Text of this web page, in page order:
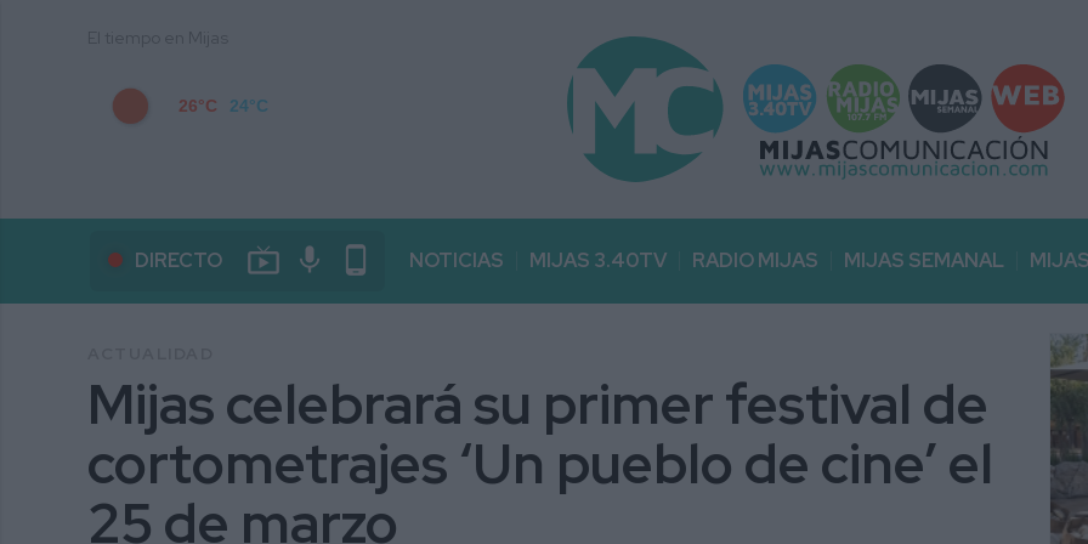
26°C 24°C
DIRECTO live_tv mic phone_android NOTICIAS MIJAS 3.40TV RADIO MIJAS MIJAS SEMANAL
Mijas celebrará su primer festival de
cortometrajes ‘Un pueblo de cine’ el
25 de marzo